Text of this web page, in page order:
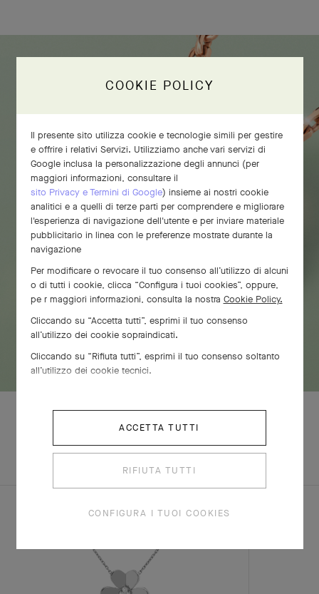
SCOPRI ALTRE
CREAZIONI
COOKIE POLICY
Il presente sito utilizza cookie e tecnologie simili per gestire
e offrire i relativi Servizi. Utilizziamo anche vari servizi di
Google inclusa la personalizzazione degli annunci (per
maggiori informazioni, consultare il
sito Privacy e Termini di Google) insieme ai nostri cookie
analitici e a quelli di terze parti per comprendere e migliorare
l'esperienza di navigazione dell'utente e per inviare materiale
pubblicitario in linea con le preferenze mostrate durante la
navigazione
Per modificare o revocare il tuo consenso all’utilizzo di alcuni
o di tutti i cookie, clicca “Configura i tuoi cookies”, oppure,
pe r maggiori informazioni, consulta la nostra Cookie Policy.
Cliccando su “Accetta tutti”, esprimi il tuo consenso
all’utilizzo dei cookie sopraindicati.
Cliccando su “Rifiuta tutti”, esprimi il tuo consenso soltanto
all’utilizzo dei cookie tecnici.
ACCETTA TUTTI
RIFIUTA TUTTI
CONFIGURA I TUOI COOKIES